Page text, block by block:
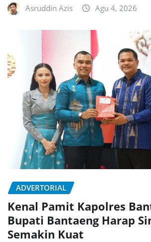
Asruddin Azis Agu 4, 2026
ADVERTORIAL
Kenal Pamit Kapolres
Bupati Bantaeng Harap
Semakin Kuat